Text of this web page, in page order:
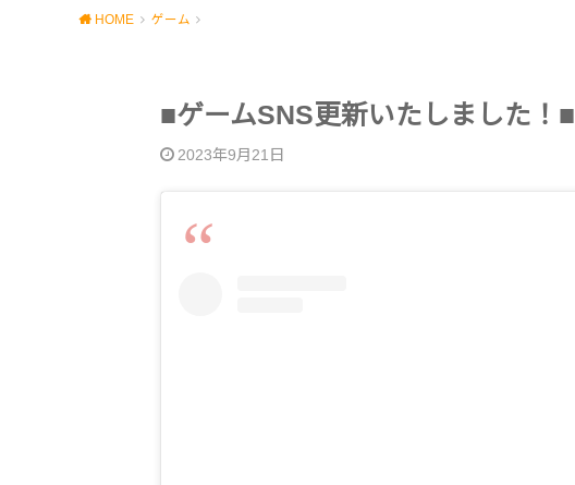
HOME ゲーム
■ゲームSNS更新いたしました！■
2023年9月21日